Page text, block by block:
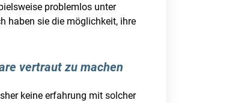
problemlos unter
haben sie die möglichkeit, ihre
vertraut zu machen
keine erfahrung mit solcher